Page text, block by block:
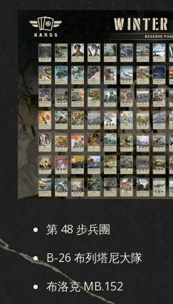
第 48 步兵團
B-26 布列塔尼大隊
布洛克 MB.152